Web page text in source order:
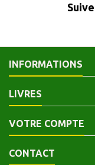
INFORMATIONS
LIVRES
VOTRE COMPTE
CONTACT